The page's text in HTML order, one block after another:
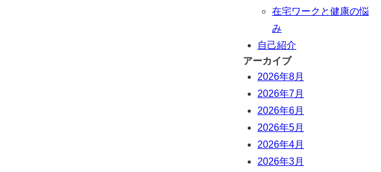
在宅ワークと健康の悩
み
自己紹介
アーカイブ
2026年8月
2026年7月
2026年6月
2026年5月
2026年4月
2026年3月